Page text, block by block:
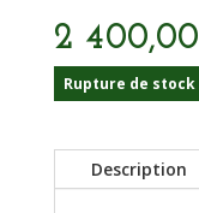
2 400,00
Rupture de stock
Description